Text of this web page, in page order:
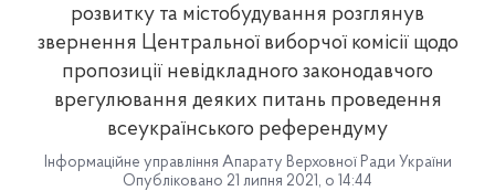
розвитку та містобудування розглянув
звернення Центральної виборчої комісії щодо
пропозиції невідкладного законодавчого
врегулювання деяких питань проведення
всеукраїнського референдуму
Інформаційне управління Апарату Верховної Ради України
Опубліковано 21 липня 2021, о 14:44